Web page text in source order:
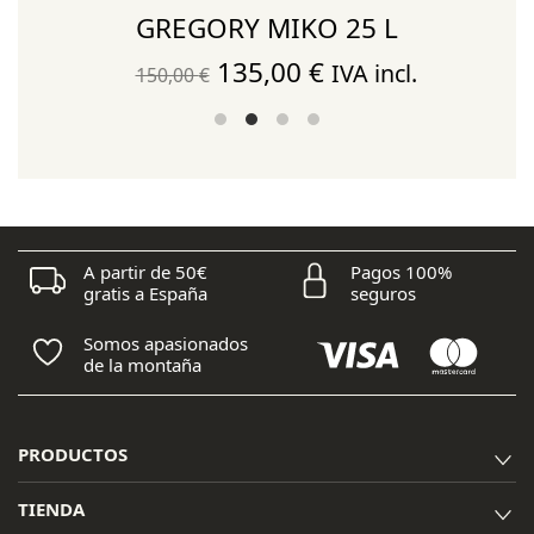
GREGORY MIKO 25 L
150,00€ El
precio
150,00 €.
135,00 €El
135,00 €.
IVA incl.
A partir de 50€
gratis a España
Pagos 100%
seguros
Somos apasionados
de la montaña
PRODUCTOS
TIENDA